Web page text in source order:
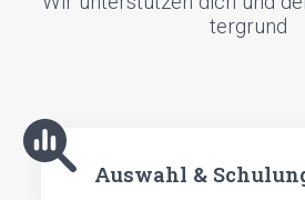
ter­grund
Aus­wahl &